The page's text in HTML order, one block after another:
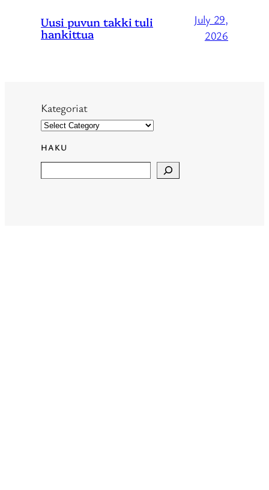
Uusi puvun takki tuli
hankittua
July 29,
2026
Kategoriat
HAKU